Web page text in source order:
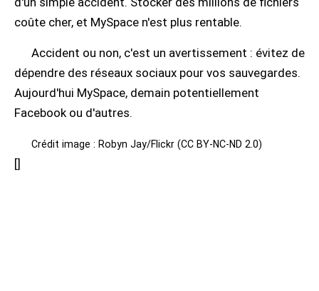
coûte cher, et MySpace n'est plus rentable.
Accident ou non, c'est un avertissement : évitez de
dépendre des réseaux sociaux pour vos sauvegardes.
Aujourd'hui MySpace, demain potentiellement
Facebook ou d'autres.
Crédit image : Robyn Jay/Flickr (CC BY-NC-ND 2.0)
[]